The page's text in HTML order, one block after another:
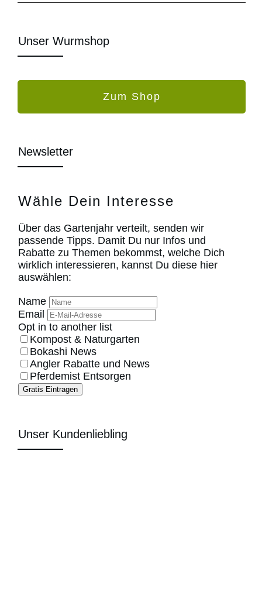
Unser Wurmshop
Zum Shop
Newsletter
Wähle Dein Interesse
Über das Gartenjahr verteilt, senden wir
passende Tipps. Damit Du nur Infos und
Rabatte zu Themen bekommst, welche Dich
wirklich interessieren, kannst Du diese hier
auswählen:
Name
Email
Opt in to another list
Kompost & Naturgarten
Bokashi News
Angler Rabatte und News
Pferdemist Entsorgen
Gratis Eintragen
Unser Kundenliebling